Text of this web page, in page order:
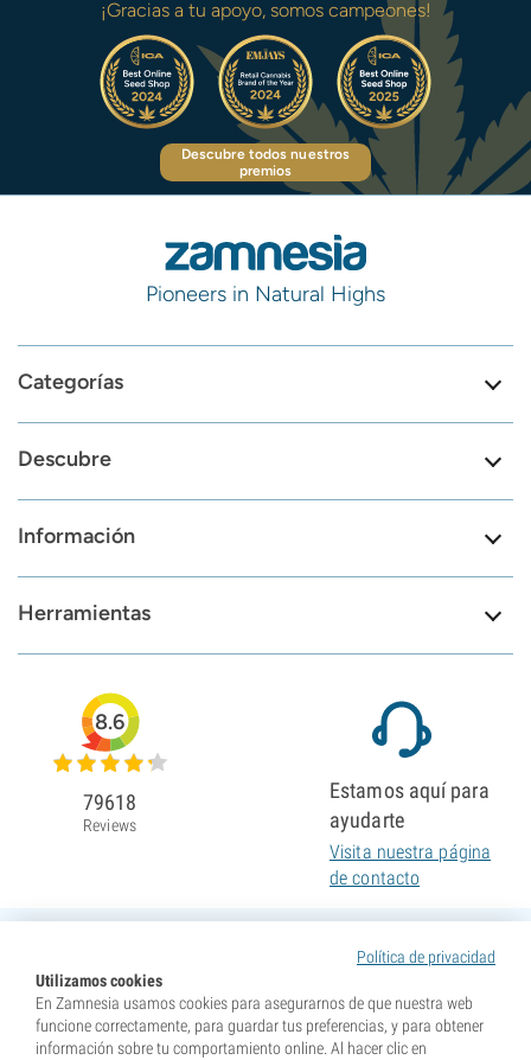
¡Gracias a tu apoyo, somos campeones!
Descubre todos nuestros
premios
Pioneers in Natural Highs
Categorías
Descubre
Información
Herramientas
Política de privacidad
Utilizamos cookies
En Zamnesia usamos cookies para asegurarnos de que nuestra web
funcione correctamente, para guardar tus preferencias, y para obtener
información sobre tu comportamiento online. Al hacer clic en
8.6
79618
Reviews
Estamos aquí para
ayudarte
Visita nuestra página
de contacto